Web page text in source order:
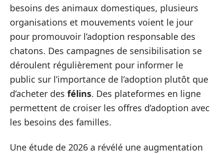
besoins des animaux domestiques, plusieurs
organisations et mouvements voient le jour
pour promouvoir l’adoption responsable des
chatons. Des campagnes de sensibilisation se
déroulent régulièrement pour informer le
public sur l’importance de l’adoption plutôt que
d’acheter des félins. Des plateformes en ligne
permettent de croiser les offres d’adoption avec
les besoins des familles.
Une étude de 2026 a révélé une augmentation